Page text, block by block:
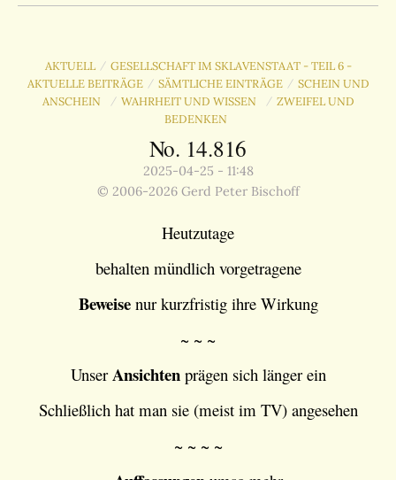
AKTUELL / GESELLSCHAFT IM SKLAVENSTAAT - TEIL 6 -
AKTUELLE BEITRÄGE / SÄMTLICHE EINTRÄGE / SCHEIN UND
ANSCHEIN
/ WAHRHEIT UND WISSEN / ZWEIFEL UND
BEDENKEN
No. 14.816
2025-04-25 - 11:48
© 2006-2026 Gerd Peter Bischoff
Heutzutage
behalten mündlich vorgetragene
Beweise nur kurzfristig ihre Wirkung
~ ~ ~
Unser Ansichtenprägen sich länger ein
Schließlich hat man sie (meist im TV) angesehen
~ ~ ~ ~